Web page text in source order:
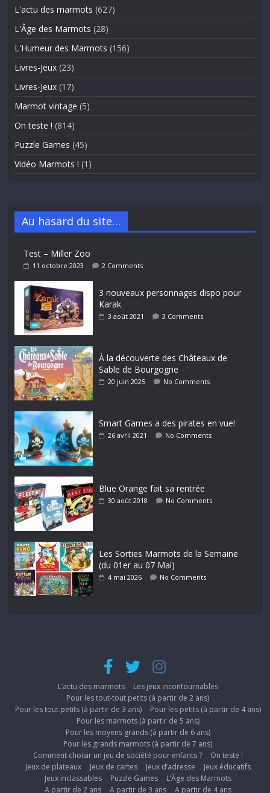
L'actu des marmots (627)
L'Âge des Marmots (28)
L'Humeur des Marmots (156)
Livres-Jeux (23)
Livres-Jeux (17)
Marmot vintage (5)
On teste ! (814)
Puzzle Games (45)
Vidéo Marmots ! (1)
Au hasard du site…
Test – Miller Zoo
11 octobre 2023 2 Comments
3 nouveaux personnages dispo pour
Karak
3 août 2021 3 Comments
À la découverte des Châteaux de
Sable de Bourgogne
20 juin 2025 No Comments
Smart Games a des pirates en vue!
26 avril 2021 No Comments
Blue Orange fait sa rentrée
30 août 2018 No Comments
Les Sorties Marmots de la Semaine
(du 01er au 07 Mai)
4 mai 2026 No Comments
L’actu des marmots
Les jeux incontournables
Pour les tout-tout petits (à partir de 2 ans)
Pour les tout petits (à partir de 3 ans)
Pour les petits (à partir de 4 ans)
Pour les marmots (à partir de 5 ans)
Pour les moyens grands (à partir de 6 ans)
Pour les grands marmots (à partir de 7 ans)
Comment choisir un jeu de société pour enfants ?
On teste !
Jeux de plateaux
Jeux de cartes Jeux d’adresse
Jeux éducatifs
Jeux inclassables
Puzzle Games
L’Âge des Marmots
A partir de 2 ans
A partir de 3 ans A partir de 4 ans